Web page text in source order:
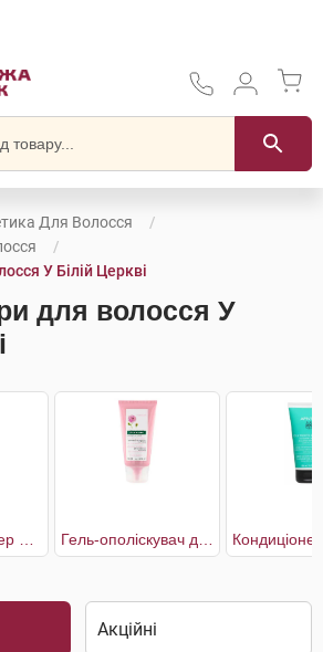
Для Волосся
У Білій Церкві
для волосся У